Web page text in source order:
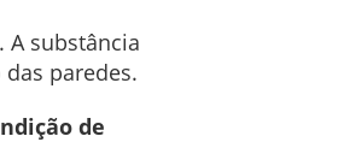
substância
paredes.
de